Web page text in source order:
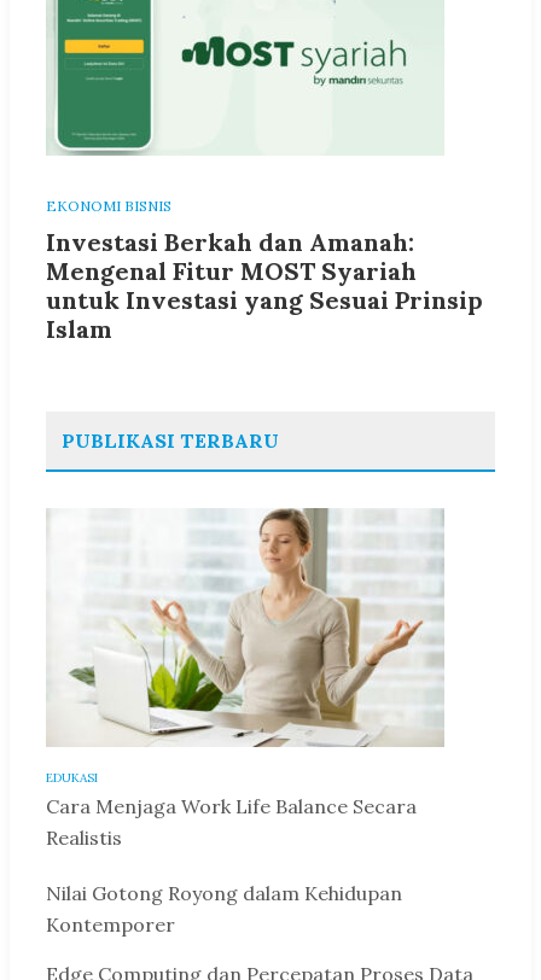
EKONOMI BISNIS
Investasi Berkah dan Amanah:
Mengenal Fitur MOST Syariah
untuk Investasi yang Sesuai Prinsip
Islam
PUBLIKASI TERBARU
EDUKASI
Cara Menjaga Work Life Balance Secara
Realistis
Nilai Gotong Royong dalam Kehidupan
Kontemporer
Edge Computing dan Percepatan Proses Data